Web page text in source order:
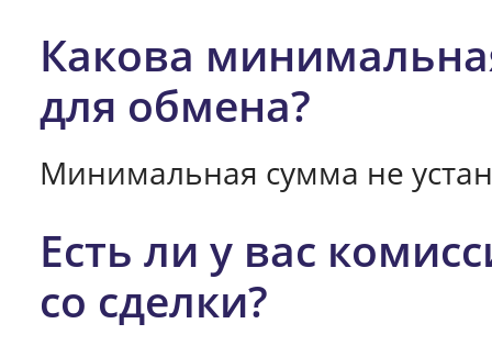
Какова
для обмена?
Минимальная сумма не
Есть ли у вас
со сделки?